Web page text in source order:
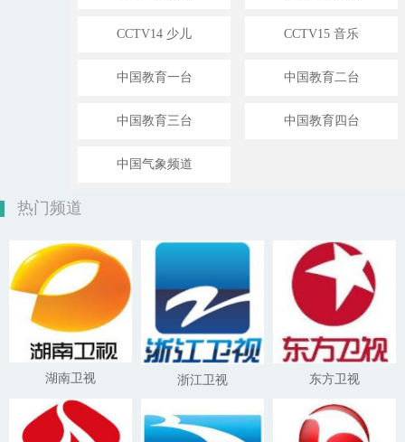
CCTV14 少儿 CCTV15 音乐
中国教育一台 中国教育二台
中国教育三台 中国教育四台
中国气象频道
热门频道
湖南卫视 浙江卫视 东方卫视